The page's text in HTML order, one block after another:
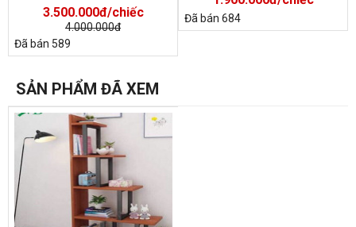
3.500.000đ/chiếc
4.000.000đ
Đã bán 589
Đã bán 684
SẢN PHẨM ĐÃ XEM